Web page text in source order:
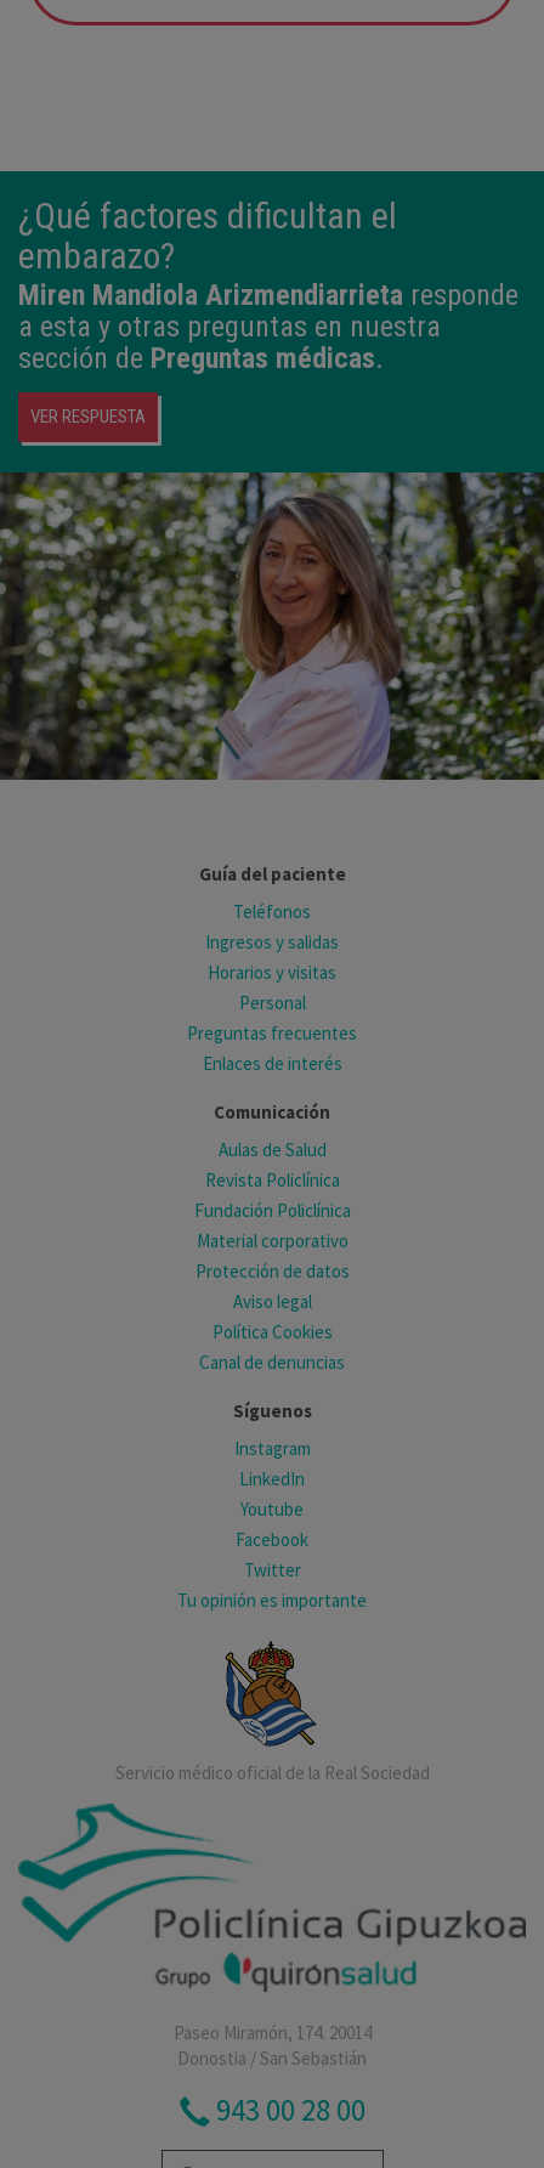
¿Qué factores dificultan el
embarazo?
Miren Mandiola Arizmendiarrieta responde
a esta y otras preguntas en nuestra
sección de Preguntas médicas.
VER RESPUESTA
Guía del paciente
Teléfonos
Ingresos y salidas
Horarios y visitas
Personal
Preguntas frecuentes
Enlaces de interés
Comunicación
Aulas de Salud
Revista Policlínica
Fundación Policlínica
Material corporativo
Protección de datos
Aviso legal
Política Cookies
Canal de denuncias
Síguenos
Instagram
LinkedIn
Youtube
Facebook
Twitter
Tu opinión es importante
Servicio médico oficial de la Real Sociedad
Paseo Miramón, 174. 20014
Donostia / San Sebastián
943 00 28 00